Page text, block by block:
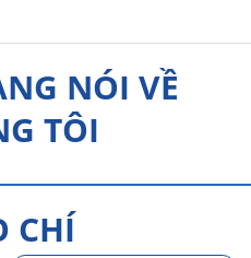
NÓI VỀ
TÔI
CHÍ